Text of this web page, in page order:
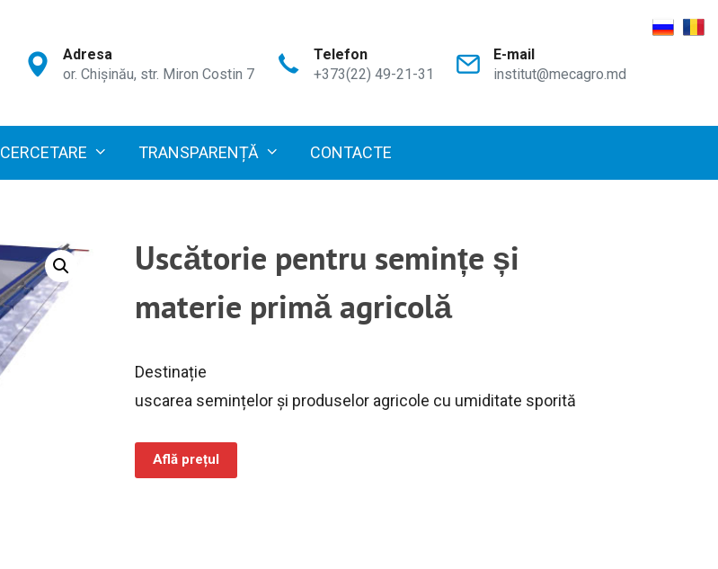
Adresa
or. Chișinău, str. Miron Costin 7
Telefon
+373(22) 49-21-31
E-mail
institut@mecagro.md
CERCETARE TRANSPARENȚĂ CONTACTE
Uscătorie pentru semințe și
materie primă agricolă
Destinație
uscarea semințelor și produselor agricole cu umiditate sporită
Află prețul